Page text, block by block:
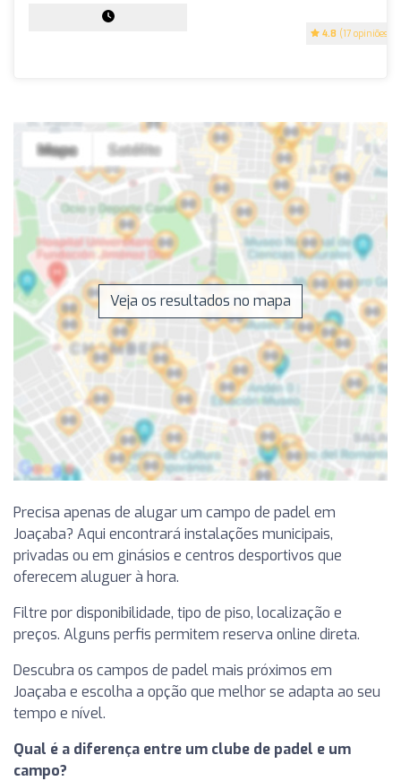
4.8 (17 opiniões)
Veja os resultados no mapa
Precisa apenas de alugar um campo de padel em
Joaçaba? Aqui encontrará instalações municipais,
privadas ou em ginásios e centros desportivos que
oferecem aluguer à hora.
Filtre por disponibilidade, tipo de piso, localização e
preços. Alguns perfis permitem reserva online direta.
Descubra os campos de padel mais próximos em
Joaçaba e escolha a opção que melhor se adapta ao seu
tempo e nível.
Qual é a diferença entre um clube de padel e um
campo?